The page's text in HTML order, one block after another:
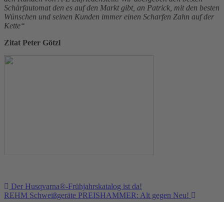
Schärfautomat den es auf den Markt gibt, an Patrick, mit den besten
Wünschen und seinen Kunden immer einen Scharfen Zahn auf der
Kette“
Zitat Peter Götzl
Beitragsnavigation
Der Husqvarna®-Frühjahrskatalog ist da!
REHM Schweißgeräte PREISHAMMER: Alt gegen Neu!